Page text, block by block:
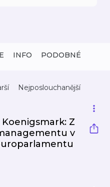
INFO PODOBNÉ
Nejposlouchanější
Z
v